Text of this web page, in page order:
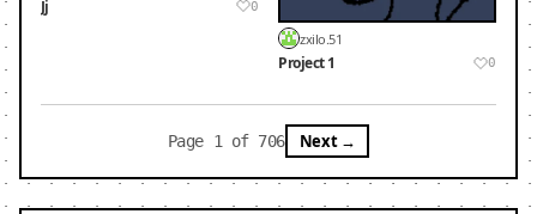
Jj 0
zxilo.51
Project 1 0
Page 1 of 706 Next →